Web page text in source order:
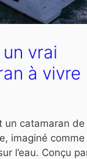
vrai
à vivre
un catamaran de
imaginé comme
l’eau. Conçu